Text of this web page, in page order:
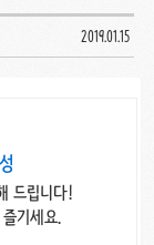
2019.01.15
드립니다!
기세요.